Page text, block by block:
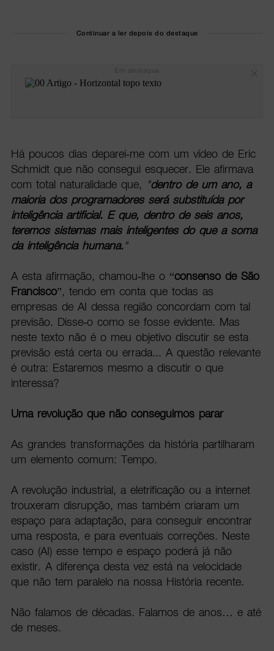
Continuar a ler depois do destaque
Há poucos dias deparei-me com um vídeo de Eric
Schmidt que não consegui esquecer. Ele afirmava
com total naturalidade que,
"dentro de um ano, a
maioria dos programadores será substituída por
inteligência artificial. E que, dentro de seis anos,
teremos sistemas mais inteligentes do que a soma
da inteligência humana."
A esta afirmação, chamou-lhe o “consenso de São
Francisco”, tendo em conta que todas as
empresas de AI dessa região concordam com tal
previsão. Disse-o como se fosse evidente. Mas
neste texto não é o meu objetivo discutir se esta
previsão está certa ou errada... A questão relevante
é outra: Estaremos mesmo a discutir o que
interessa?
Uma revolução que não conseguimos parar
As grandes transformações da história partilharam
um elemento comum: Tempo.
A revolução industrial, a eletrificação ou a internet
trouxeram disrupção, mas também criaram um
espaço para adaptação, para conseguir encontrar
uma resposta, e para eventuais correções. Neste
caso (AI) esse tempo e espaço poderá já não
existir. A diferença desta vez está na velocidade
que não tem paralelo na nossa História recente.
Não falamos de décadas. Falamos de anos… e até
de meses.